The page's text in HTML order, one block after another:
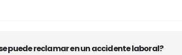
se puede reclamar en un accidente laboral?